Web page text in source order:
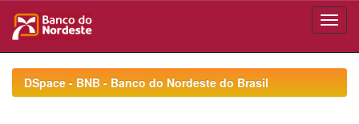
navigationDSpace - BNB - Banco do Nordeste do Brasil